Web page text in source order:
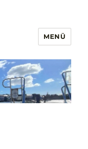
MENÜ